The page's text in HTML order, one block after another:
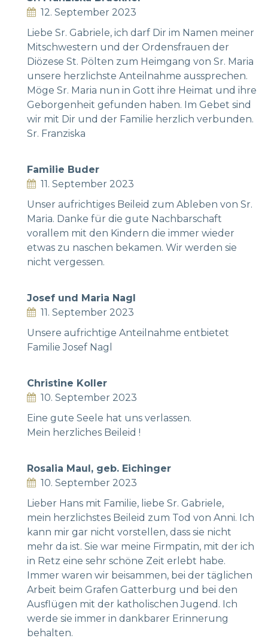
12. September 2023
Liebe Sr. Gabriele, ich darf Dir im Namen meiner
Mitschwestern und der Ordensfrauen der
Diözese St. Pölten zum Heimgang von Sr. Maria
unsere herzlichste Anteilnahme aussprechen.
Möge Sr. Maria nun in Gott ihre Heimat und ihre
Geborgenheit gefunden haben. Im Gebet sind
wir mit Dir und der Familie herzlich verbunden.
Sr. Franziska
Familie Buder
11. September 2023
Unser aufrichtiges Beileid zum Ableben von Sr.
Maria. Danke für die gute Nachbarschaft
vorallem mit den Kindern die immer wieder
etwas zu naschen bekamen. Wir werden sie
nicht vergessen.
Josef und Maria Nagl
11. September 2023
Unsere aufrichtige Anteilnahme entbietet
Familie Josef Nagl
Christine Koller
10. September 2023
Eine gute Seele hat uns verlassen.
Mein herzliches Beileid !
Rosalia Maul, geb. Eichinger
10. September 2023
Lieber Hans mit Familie, liebe Sr. Gabriele,
mein herzlichstes Beileid zum Tod von Anni. Ich
kann mir gar nicht vorstellen, dass sie nicht
mehr da ist. Sie war meine Firmpatin, mit der ich
in Retz eine sehr schöne Zeit erlebt habe.
Immer waren wir beisammen, bei der täglichen
Arbeit beim Grafen Gatterburg und bei den
Ausflügen mit der katholischen Jugend. Ich
werde sie immer in dankbarer Erinnerung
behalten.